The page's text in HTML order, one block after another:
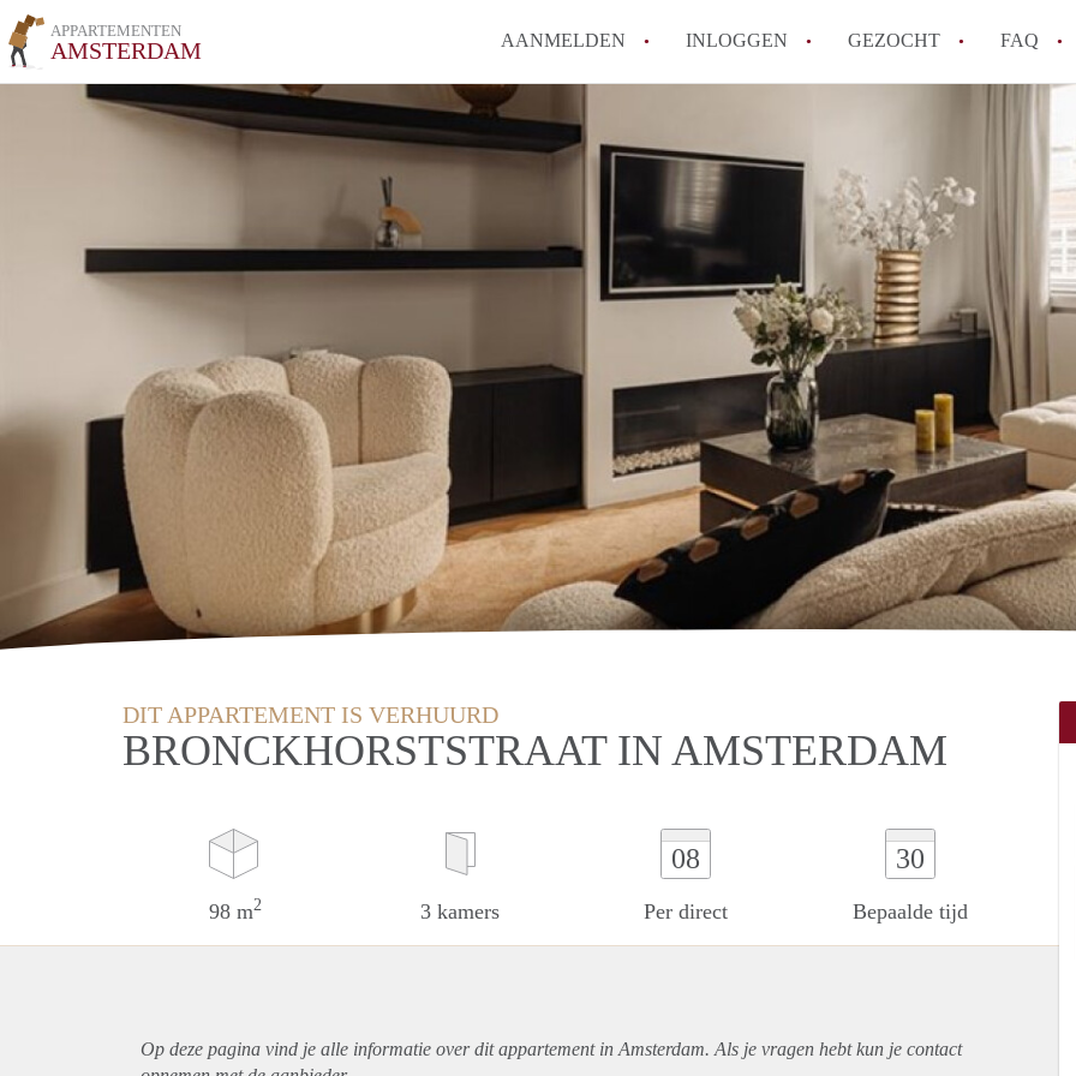
APPARTEMENTEN
AMSTERDAM AANMELDEN INLOGGEN GEZOCHT FAQ
Wat is de Wet Betaalbare Huur en wat
Amsterdam?
Wat zijn de voordelen van het huren van
Hoe vind je een goedkoop appartement
Wat zijn de verplichtingen van een
Kan je beter een appartement huren of
Alle veelgestelde vragen
DIT APPARTEMENT IS VERHUURD
BRONCKHORSTSTRAAT IN AMSTERDAM
98 m2 3 kamers
08
Per direct
30
Bepaalde tijd
Op deze pagina vind je alle informatie over ditappartementin Amsterdam. Als je vragen hebt kun je contact